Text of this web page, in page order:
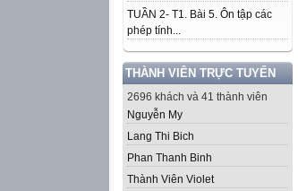
TUẦN 2- T1. Bài 5. Ôn tập các
phép tính...
THÀNH VIÊN TRỰC TUYẾN
2696 khách và 41 thành viên
Nguyễn My
Lang Thi Bich
Phan Thanh Binh
Thành Viên Violet